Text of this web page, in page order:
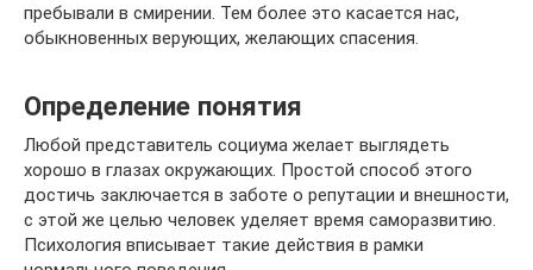
пребывали в смирении. Тем более это касается нас,
обыкновенных верующих, желающих спасения.
Определение понятия
Любой представитель социума желает выглядеть
хорошо в глазах окружающих. Простой способ этого
достичь заключается в заботе о репутации и внешности,
с этой же целью человек уделяет время саморазвитию.
Психология вписывает такие действия в рамки